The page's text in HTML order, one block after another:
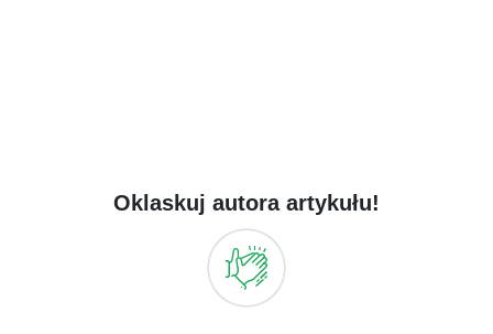
Oklaskuj autora artykułu!